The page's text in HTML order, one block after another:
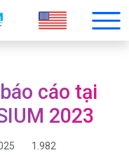
cáo tại
2023
1.982